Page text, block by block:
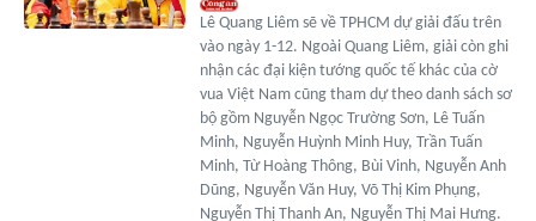
Lê Quang Liêm sẽ về TPHCM dự giải đấu trên
vào ngày 1-12. Ngoài Quang Liêm, giải còn ghi
nhận các đại kiện tướng quốc tế khác của cờ
vua Việt Nam cũng tham dự theo danh sách sơ
bộ gồm Nguyễn Ngọc Trường Sơn, Lê Tuấn
Minh, Nguyễn Huỳnh Minh Huy, Trần Tuấn
Minh, Từ Hoàng Thông, Bùi Vinh, Nguyễn Anh
Dũng, Nguyễn Văn Huy, Võ Thị Kim Phụng,
Nguyễn Thị Thanh An, Nguyễn Thị Mai Hưng.